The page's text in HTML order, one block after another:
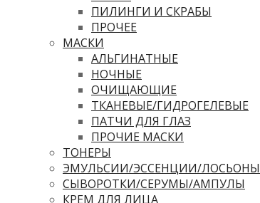
ПИЛИНГИ И СКРАБЫ
ПРОЧЕЕ
МАСКИ
АЛЬГИНАТНЫЕ
НОЧНЫЕ
ОЧИЩАЮЩИЕ
ТКАНЕВЫЕ/ГИДРОГЕЛЕВЫЕ
ПАТЧИ ДЛЯ ГЛАЗ
ПРОЧИЕ МАСКИ
ТОНЕРЫ
ЭМУЛЬСИИ/ЭССЕНЦИИ/ЛОСЬОНЫ
СЫВОРОТКИ/СЕРУМЫ/АМПУЛЫ
КРЕМ ДЛЯ ЛИЦА